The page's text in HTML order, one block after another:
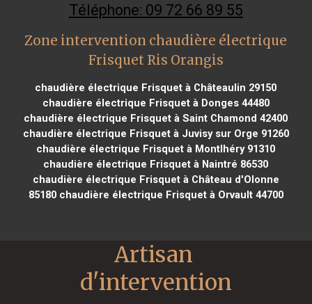
Téléphone: 09 72 66 89 55
Zone intervention chaudière électrique
Frisquet Ris Orangis
chaudière électrique Frisquet à Châteaulin 29150
chaudière électrique Frisquet à Donges 44480
chaudière électrique Frisquet à Saint Chamond 42400
chaudière électrique Frisquet à Juvisy sur Orge 91260
chaudière électrique Frisquet à Montlhéry 91310
chaudière électrique Frisquet à Naintré 86530
chaudière électrique Frisquet à Château d'Olonne
85180chaudière électrique Frisquet à Orvault 44700
Artisan
d'intervention